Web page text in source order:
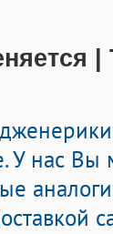
|
У нас